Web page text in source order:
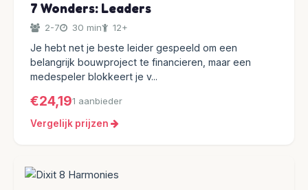
7 Wonders: Leaders
2-7 30 min 12+
Je hebt net je beste leider gespeeld om een
belangrijk bouwproject te financieren, maar een
medespeler blokkeert je v...
€24,191 aanbieder
Vergelijk prijzen